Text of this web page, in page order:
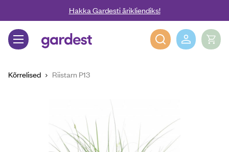
Liigu edasi põhisisu juurdeHakka Gardesti ärikliendiks!
Gardest
Kõrrelised Riistarn P13